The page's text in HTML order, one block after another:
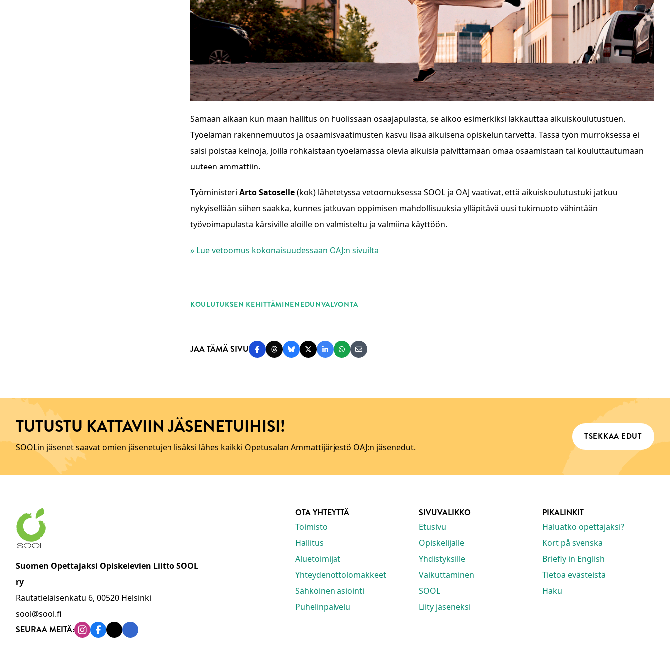
Samaan aikaan kun maan hallitus on huolissaan osaajapulasta, se aikoo esimerkiksi lakkauttaa aikuiskoulutustuen.
Työelämän rakennemuutos ja osaamisvaatimusten kasvu lisää aikuisena opiskelun tarvetta. Tässä työn murroksessa ei
saisi poistaa keinoja, joilla rohkaistaan työelämässä olevia aikuisia päivittämään omaa osaamistaan tai kouluttautumaan
uuteen ammattiin.
Työministeri Arto Satoselle(kok) lähetetyssa vetoomuksessa SOOL ja OAJ vaativat, että aikuiskoulutustuki jatkuu
nykyisellään siihen saakka, kunnes jatkuvan oppimisen mahdollisuuksia ylläpitävä uusi tukimuoto vähintään
työvoimapulasta kärsiville aloille on valmisteltu ja valmiina käyttöön.
» Lue vetoomus kokonaisuudessaan OAJ:n sivuilta
KOULUTUKSEN KEHITTÄMINENEDUNVALVONTA
JAA TÄMÄ SIVU Jaa Facebookissa
Jaa Threadsissa
Jaa Blueskyssä
Jaa Twitterissä
Jaa LinkedInissä
Jaa WhatsAppissa
Jaa sähköpostitse
TUTUSTU KATTAVIIN JÄSENETUIHISI!
SOOLin jäsenet saavat omien jäsenetujen lisäksi lähes kaikki Opetusalan Ammattijärjestö OAJ:n jäsenedut.
TSEKKAA EDUT
Suomen Opettajaksi Opiskelevien Liitto SOOL
ry
Rautatieläisenkatu 6, 00520 Helsinki
sool@sool.fi
SEURAA MEITÄ: Instagram
Facebook
TiktokLinkedin
OTA YHTEYTTÄ
Toimisto
Hallitus
Aluetoimijat
Yhteydenottolomakkeet
Sähköinen asiointi
Puhelinpalvelu
SIVUVALIKKO
Etusivu
Opiskelijalle
Yhdistyksille
Vaikuttaminen
SOOL
Liity jäseneksi
PIKALINKIT
Haluatko opettajaksi?
Kort på svenska
Briefly in English
Tietoa evästeistä
Haku